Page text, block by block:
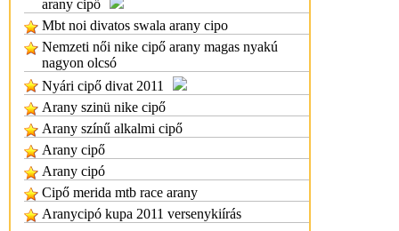
arany cipő
Mbt noi divatos swala arany cipo
Nemzeti női nike cipő arany magas nyakú
nagyon olcsó
Nyári cipő divat 2011
Arany szinü nike cipő
Arany színű alkalmi cipő
Arany cipő
Arany cipó
Cipő merida mtb race arany
Aranycipó kupa 2011 versenykiírás